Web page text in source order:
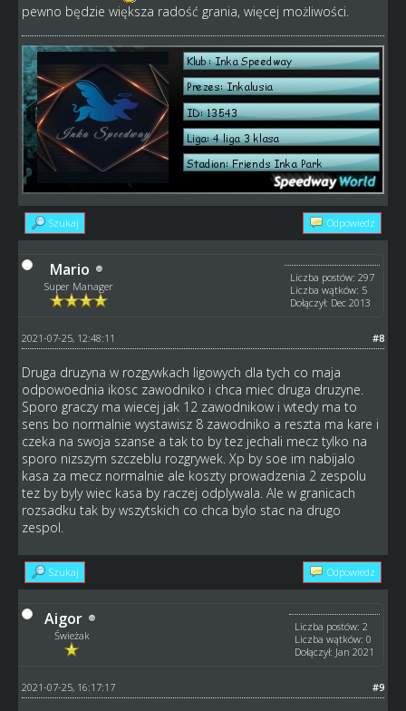
pewno będzie większa radość grania, więcej możliwości.
Szukaj Odpowiedz
Mario
Super Manager
Liczba postów: 297
Liczba wątków: 5
Dołączył: Dec 2013
#8
2021-07-25, 12:48:11
Druga druzyna w rozgywkach ligowych dla tych co maja
odpowoednia ikosc zawodniko i chca miec druga druzyne.
Sporo graczy ma wiecej jak 12 zawodnikow i wtedy ma to
sens bo normalnie wystawisz 8 zawodniko a reszta ma kare i
czeka na swoja szanse a tak to by tez jechali mecz tylko na
sporo nizszym szczeblu rozgrywek. Xp by soe im nabijalo
kasa za mecz normalnie ale koszty prowadzenia 2 zespolu
tez by byly wiec kasa by raczej odplywala. Ale w granicach
rozsadku tak by wszytskich co chca bylo stac na drugo
zespol.
Szukaj Odpowiedz
Aigor
Świeżak
Liczba postów: 2
Liczba wątków: 0
Dołączył: Jan 2021
#9
2021-07-25, 16:17:17